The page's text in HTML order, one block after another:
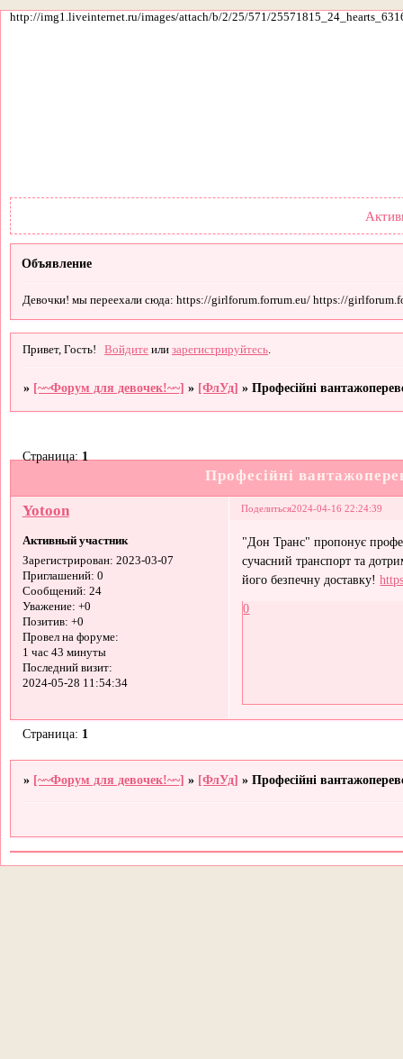
http://img1.liveinternet.ru/images/attach/b/2/25/571/
Объявление
Девочки! мы переехали сюда: https://girlforum.forrum.eu/ https://
Привет, Гость! Войдите илизарегистрируйтесь
» [~~Форум для девочек!~~] » [ФлУд] »Професійні
Професійні
Страница: 1
Поделиться2024-04-16 22:24:39
Yotoon
Активный участник
Зарегистрирован: 2023-03-07
Приглашений: 0
Сообщений: 24
Уважение: +0
Позитив: +0
Провел на форуме:
1 час 43 минуты
Последний визит:
2024-05-28 11:54:34
"Дон Транс" пропонує
сучасний транспорт та
його безпечну доставку!
0
Страница: 1
» [~~Форум для девочек!~~] » [ФлУд] »Професійні